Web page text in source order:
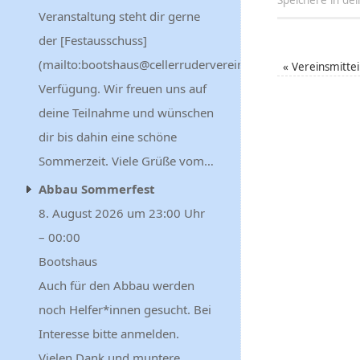
«
Veranstaltung steht dir gerne
der [Festausschuss]
(mailto:bootshaus@cellerruderverein.de) zur
Verfügung. Wir freuen uns auf
deine Teilnahme und wünschen
dir bis dahin eine schöne
Sommerzeit. Viele Grüße vom…
Abbau Sommerfest
8. August 2026 um 23:00 Uhr
– 00:00
Bootshaus
Auch für den Abbau werden
noch Helfer*innen gesucht. Bei
Interesse bitte anmelden.